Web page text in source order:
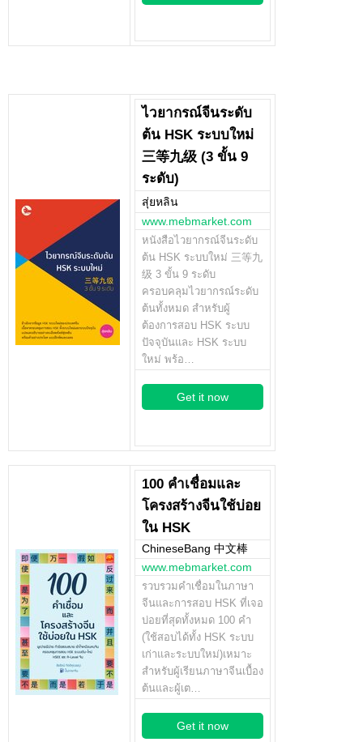
ไวยากรณ์จีนระดับ
ต้น HSK ระบบใหม่
三等九级 (3 ขั้น 9
ระดับ)
สุ่ยหลิน
www.mebmarket.com
หนังสือไวยากรณ์จีนระดับ
ต้น HSK ระบบใหม่ 三等九
级 3 ขั้น 9 ระดับ
ครอบคลุมไวยากรณ์ระดับ
ต้นทั้งหมด สำหรับผู้
ต้องการสอบ HSK ระบบ
ปัจจุบันและ HSK ระบบ
ใหม่ พร้อ…
Get it now
100 คำเชื่อมและ
โครงสร้างจีนใช้บ่อย
ใน HSK
ChineseBang 中文棒
www.mebmarket.com
รวบรวมคำเชื่อมในภาษา
จีนและการสอบ HSK ที่เจอ
บ่อยที่สุดทั้งหมด 100 คำ
(ใช้สอบได้ทั้ง HSK ระบบ
เก่าและระบบใหม่)เหมาะ
สำหรับผู้เรียนภาษาจีนเบื้อง
ต้นและผู้เต…
Get it now